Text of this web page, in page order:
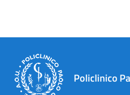
Policlinico